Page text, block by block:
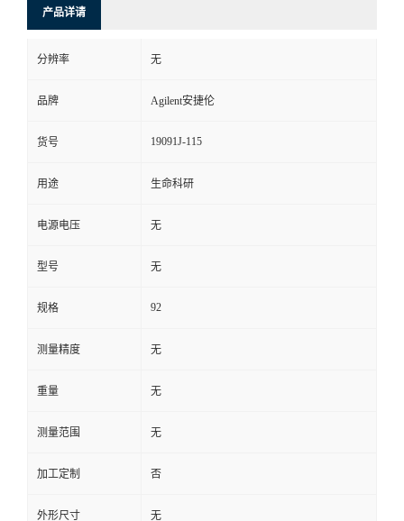
产品详请
分辨率 无
品牌 Agilent安捷伦
货号 19091J-115
用途 生命科研
电源电压 无
型号 无
规格 92
测量精度 无
重量 无
测量范围 无
加工定制 否
外形尺寸 无